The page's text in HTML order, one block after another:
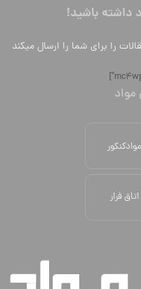
داشته باشید!
را برای شما را ارسال میکند
مواد
موادکنکور
اتاق فرار